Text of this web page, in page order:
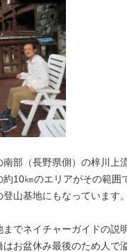
南部（長野県側）の梓川上
約10㎞のエリアがその範囲
山基地にもなっています。
でネイチャーガイドの説
お盆休み最後のため人で